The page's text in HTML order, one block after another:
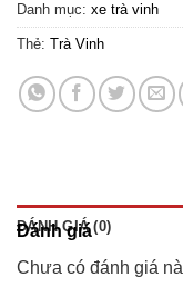
Danh mục: xe trà vinh
Thẻ: Trà Vinh
ĐÁNH GIÁ (0)
Đánh giá
Chưa có đánh giá